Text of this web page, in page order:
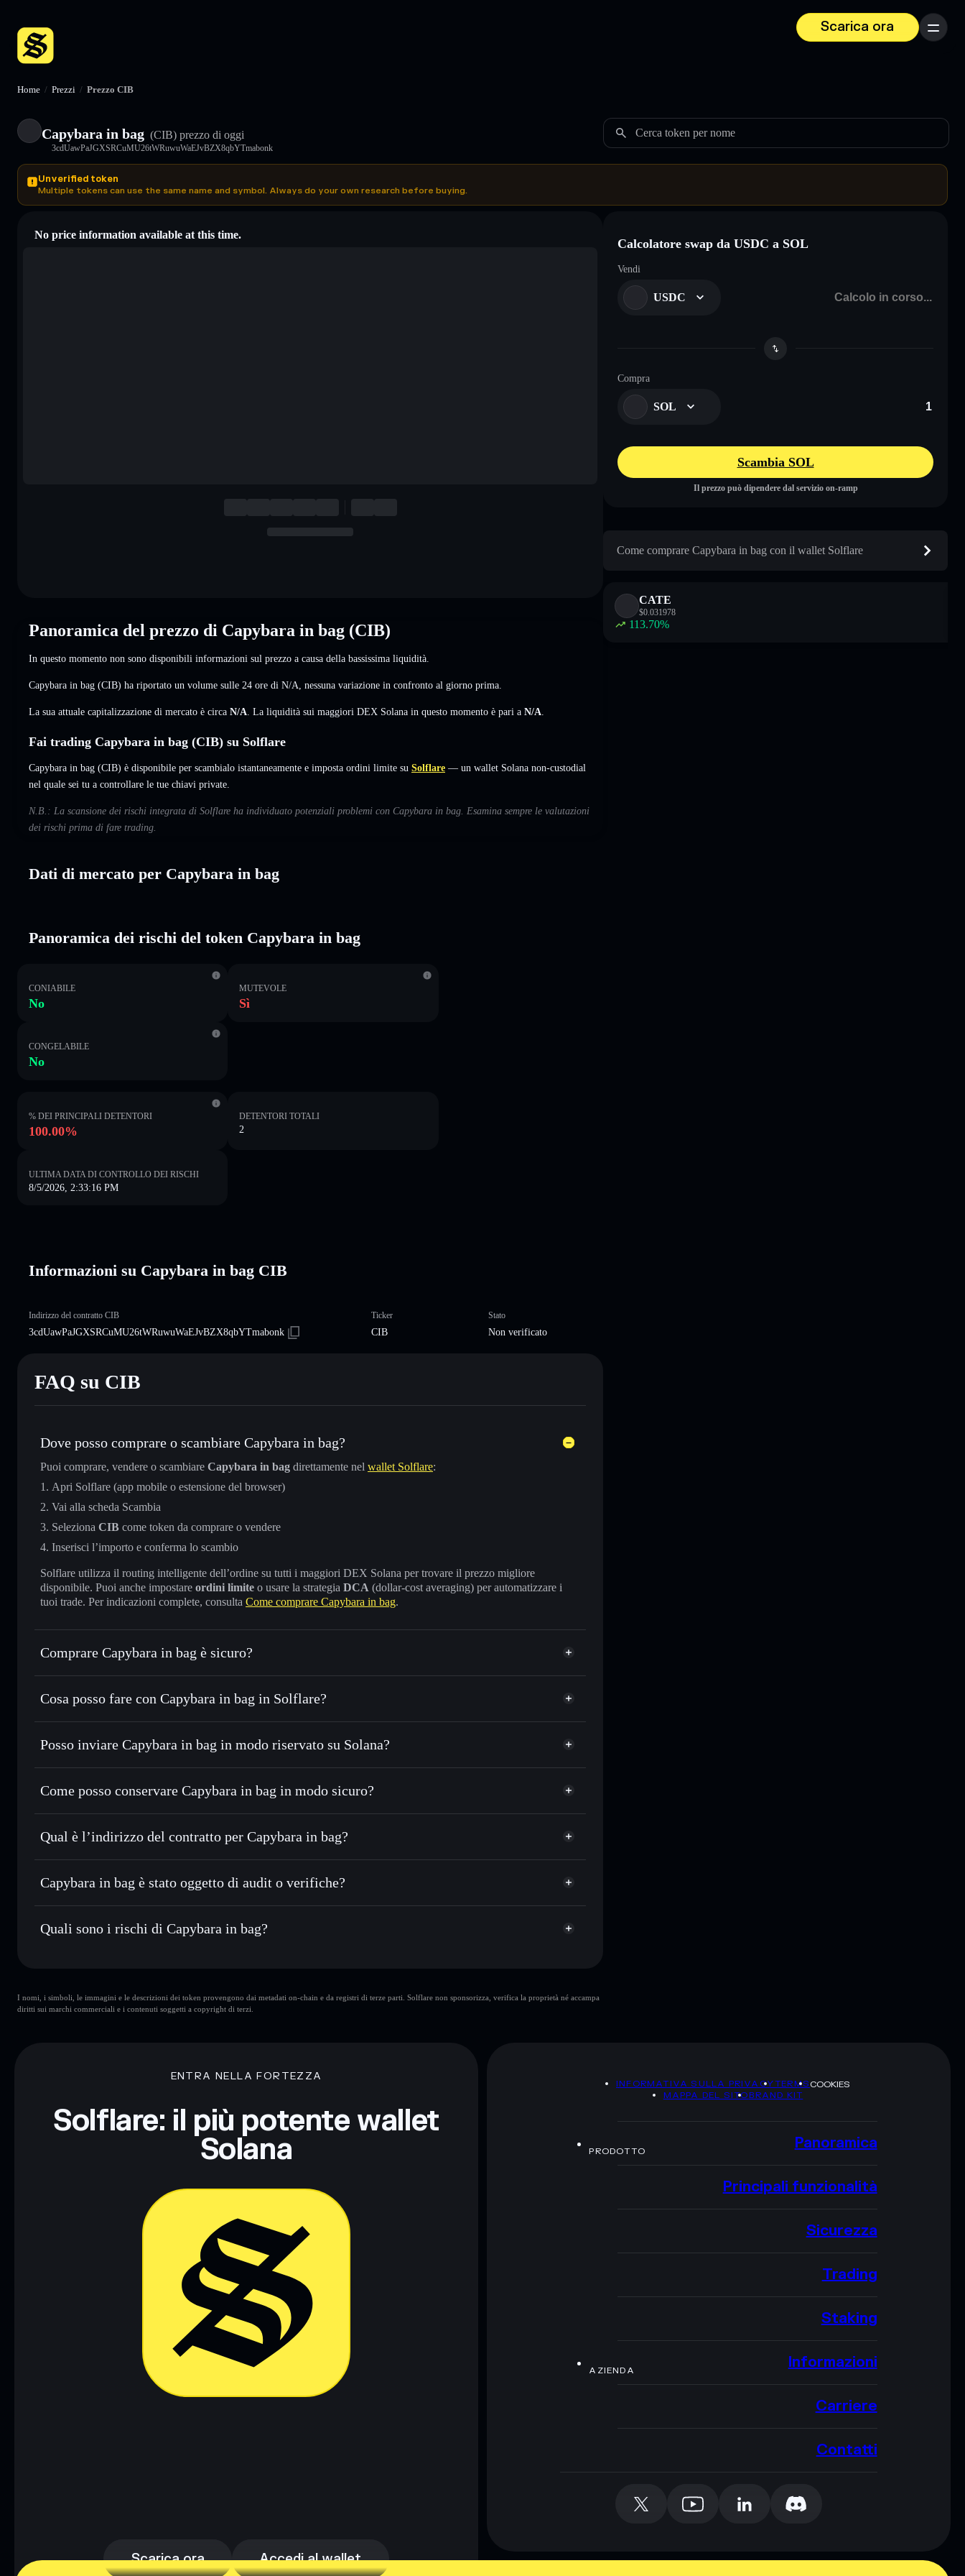
Scarica ora
Menu
Home / Prezzi / Prezzo CIB
Capybara in bag (CIB) prezzo di oggi
3cdUawPaJGXSRCuMU26tWRuwuWaEJvBZX8qbYTmabonk
Cerca token per nome
Unverified token
Multiple tokens can use the same name and symbol. Always do your own research before buying.
No price information available at this time.
Panoramica del prezzo di Capybara in bag (CIB)
In questo momento non sono disponibili informazioni sul prezzo a causa della bassissima liquidità.
Capybara in bag (CIB) ha riportato un volume sulle 24 ore di N/A nessuna variazione in confronto al giorno prima.
La sua attuale capitalizzazione di mercato è circa N/A . La liquidità sui maggiori DEX Solana in questo momento è pari a N/A
Fai trading Capybara in bag (CIB) su Solflare
Capybara in bag (CIB) è disponibile per scambialo istantaneamente e imposta ordini limite su Solflare — un wallet Solana non-custodial
nel quale sei tu a controllare le tue chiavi private.
N.B.: La scansione dei rischi integrata di Solflare ha individuato potenziali problemi con Capybara in bag. Esamina sempre le valutazioni
dei rischi prima di fare trading.
Dati di mercato per Capybara in bag
Panoramica dei rischi del token Capybara in bag
CONIABILE
No
MUTEVOLE
Sì
CONGELABILE
No
% DEI PRINCIPALI DETENTORI
100.00%
DETENTORI TOTALI
2
ULTIMA DATA DI CONTROLLO DEI RISCHI
8/5/2026, 2:33:16 PM
Informazioni su Capybara in bag CIB
Indirizzo del contratto CIB
3cdUawPaJGXSRCuMU26tWRuwuWaEJvBZX8qbYTmabonk
Ticker
CIB
Stato
Non verificato
FAQ su CIB
Dove posso comprare o scambiare Capybara in bag?
Puoi comprare, vendere o scambiare Capybara in bag direttamente nel wallet Solflare:
Apri Solflare (app mobile o estensione del browser)
Vai alla scheda Scambia
Seleziona CIB come token da comprare o vendere
Inserisci l’importo e conferma lo scambio
Solflare utilizza il routing intelligente dell’ordine su tutti i maggiori DEX Solana per trovare il prezzo migliore
disponibile. Puoi anche impostare ordini limite o usare la strategia DCA (dollar-cost averaging) per automatizzare i
tuoi trade. Per indicazioni complete, consulta Come comprare Capybara in bag.
Comprare Capybara in bag è sicuro?
Capybara in bag non è verificato
Cosa posso fare con Capybara in bag in Solflare?
Capybara in bag
wallet Solflare
Scambiare istantaneamente— scambia CIB in SOL, USDC o in migliaia di altri token Solana al prezzo migliore
Usare il DCA— applica la strategia dollar-cost average su CIB nel tempo
Inviare in modo riservato— trasferisci CIB senza collegare pubblicamente i wallet usando l’Aggregatore di
privacy incorporato di Solflare
esclusivo controllo delle tue chiavi private
Posso inviare Capybara in bag in modo riservato su Solana?
Aggregatore di privacy
Come posso conservare Capybara in bag in modo sicuro?
Capybara in bag wallet non-custodial Solflare
Aggregatore di privacy
Qual è l’indirizzo del contratto per Capybara in bag?
Capybara in bag
3cdUawPaJGXSRCuMU26tWRuwuWaEJvBZX8qbYTmabonk
Capybara in bag è stato oggetto di audit o verifiche?
Capybara in bag non è verificato
Quali sono i rischi di Capybara in bag?
I nomi, i simboli, le immagini e le descrizioni dei token provengono dai metadati on-chain e da registri di terze parti. Solflare non sponsorizza, verifica la proprietà né accampa
diritti sui marchi commerciali e i contenuti soggetti a copyright di terzi.
Calcolatore swap da USDC a SOL
Vendi
USDC
Compra
SOL
Scambia SOL
Il prezzo può dipendere dal servizio on-ramp
Come comprare Capybara in bag con il wallet Solflare
CATE
$0.031978
113.70%
ENTRA NELLA FORTEZZA
Solflare: il più potente wallet
Solana
Scarica ora Accedi al wallet
INFORMATIVA SULLA PRIVACYTERMSCOOKIES
MAPPA DEL SITOBRAND KIT
PRODOTTO Panoramica
Principali funzionalità
Sicurezza
Trading
Staking
AZIENDA Informazioni
Carriere
Contatti